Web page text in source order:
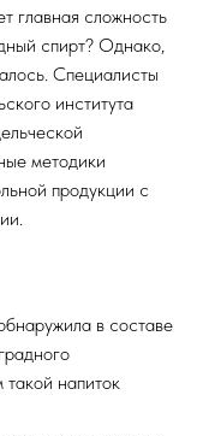
главная сложность
спирт? Однако,
Специалисты
института
методики
продукции с
в составе
напиток